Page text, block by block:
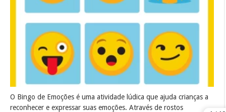
atividade
divertida
O Bingo de Emoções é uma atividade lúdica que ajuda crianças a
reconhecer e expressar suas emoções. Através de rostos